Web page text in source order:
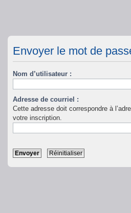
Envoyer le mot de
Nom d’utilisateur :
Adresse de courriel :
Cette adresse doit correspondre à
votre inscription.